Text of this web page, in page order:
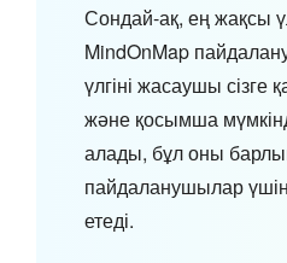
Сондай-ақ, ең жақсы
MindOnMap
үлгіні жасаушы сізге
және қосымша
алады, бұл оны
пайдаланушылар
етеді.